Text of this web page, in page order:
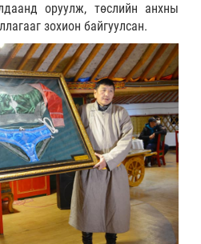
оруулж, төслийн анхны
зохион байгуулсан.